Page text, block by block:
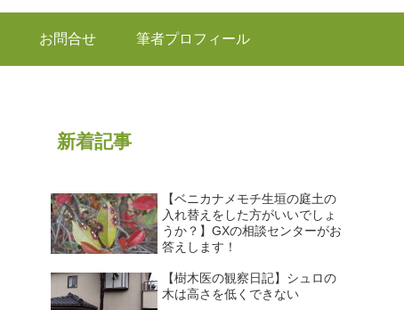
お問合せ 筆者プロフィール
新着記事
【ベニカナメモチ生垣の庭土の
入れ替えをした方がいいでしょ
うか？】GXの相談センターがお
答えします！
【樹木医の観察日記】シュロの
木は高さを低くできない